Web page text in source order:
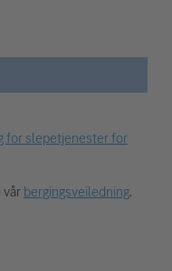
for slepetjenester for
bergingsveiledning.